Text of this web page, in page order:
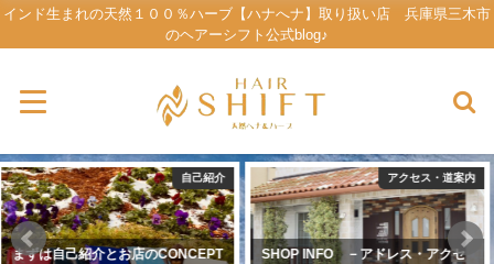
インド生まれの天然１００％ハーブ【ハナへナ】取り扱い店 兵庫県三木市
のヘアーシフト公式blog♪
アクセス・道案内
SHOP INFO －アドレス・アクセ
原産国インド視察ーハナヘナができるまでー
【ハナヘナ】ができるまで♪ 総集